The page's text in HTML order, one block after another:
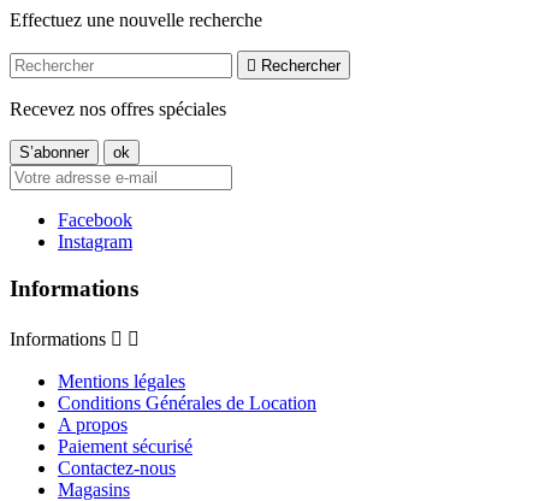
Effectuez une nouvelle recherche
 Rechercher
Recevez nos offres spéciales
Facebook
Instagram
Informations
Informations  
Mentions légales
Conditions Générales de Location
A propos
Paiement sécurisé
Contactez-nous
Magasins